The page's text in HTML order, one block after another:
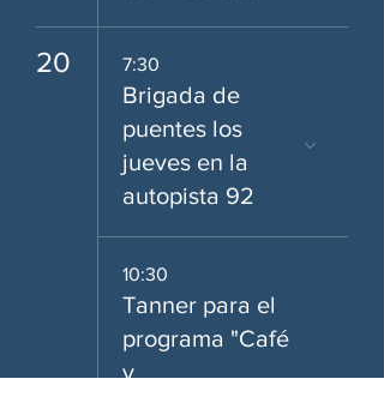
20 7:30
Brigada de
puentes los
jueves en la
autopista 92
10:30
Tanner para el
programa "Café
y